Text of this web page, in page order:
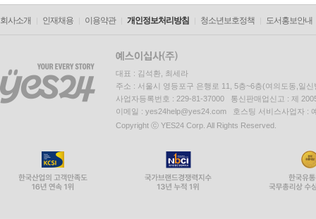
회사소개 인재채용 이용약관 개인정보처리방침 청소년보호정책 도서홍보안내
대표 : 김석환, 최세라
주소 : 서울시 영등포구 은행로 11, 5층~6층(여의도동,일신
사업자등록번호 : 229-81-37000 통신판매업신고 : 제
이메일 : yes24help@yes24.com 호스팅 서비스사업자 :
Copyright ⓒ YES24 Corp. All Rights Reserved.